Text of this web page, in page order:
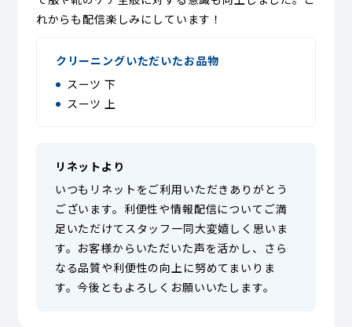
れからも配信楽しみにしています！
クリーニングいただいたお品物
スーツ 下
スーツ 上
リネットより
いつもリネットをご利用いただきありがとう
ございます。利便性や情報配信についてご満
足いただけてスタッフ一同大変嬉しく思いま
す。お客様からいただいた声を活かし、さら
なる品質や利便性の向上に努めてまいりま
す。今後ともよろしくお願いいたします。